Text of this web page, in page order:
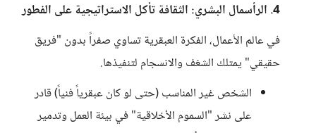
4. الرأسمال البشري: الثقافة تأكل الاستراتيجية على الفطور
في عالم الأعمال، الفكرة العبقرية تساوي صفراً بدون "فريق
حقيقي" يمتلك الشغف والانسجام لتنفيذها.
الشخص غير المناسب (حتى لو كان عبقرياً فنياً) قادر
على نشر "السموم الأخلاقية" في بيئة العمل وتدمير